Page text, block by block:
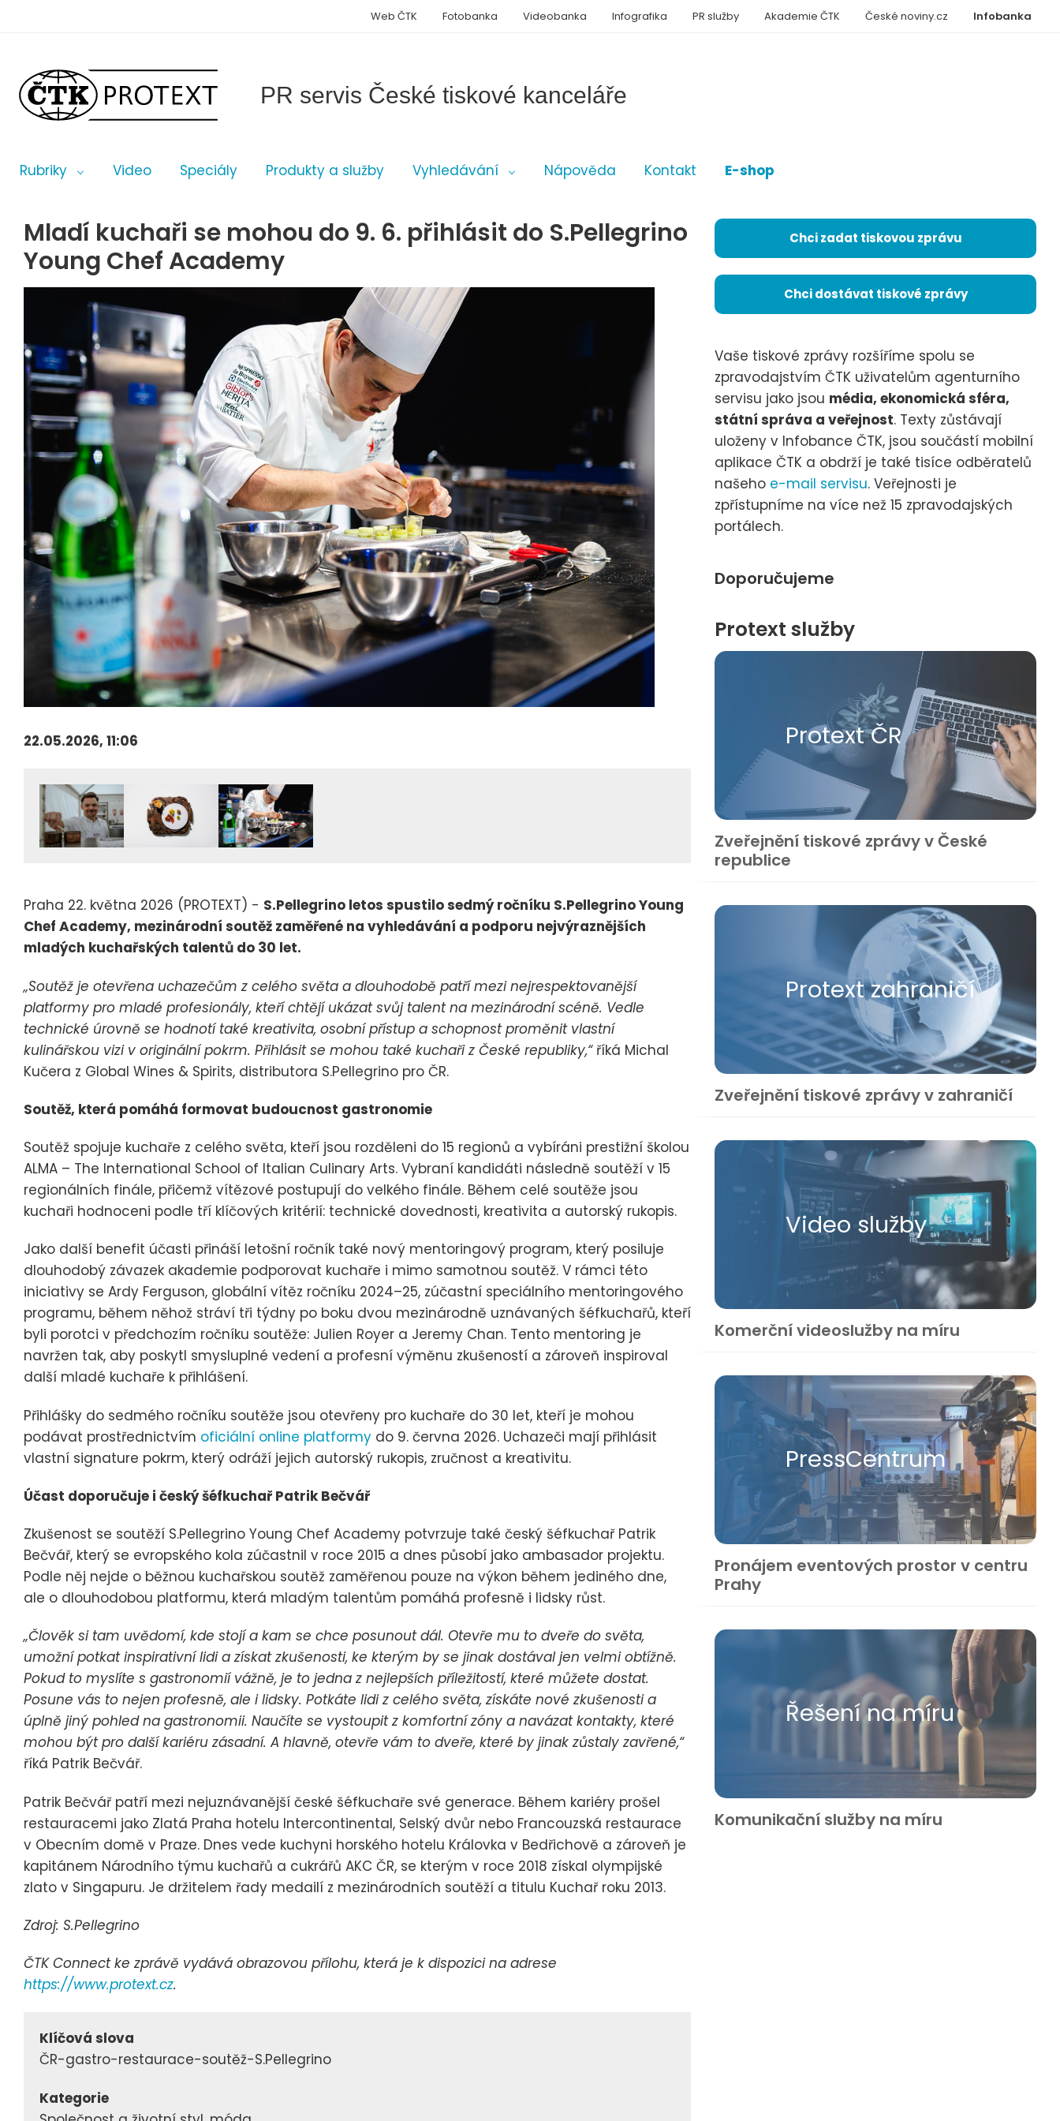
PR servis České tiskové kanceláře
Rubriky Video Speciály Produkty a služby Vyhledávání Nápověda Kontakt E-shop
Infobanka
Web ČTK Fotobanka Videobanka Infografika PR služby Akademie ČTK České noviny.cz
Mladí kuchaři se mohou do 9. 6. přihlásit do S.Pellegrino
Young Chef Academy
22.05.2026, 11:06
Praha 22. května 2026 (PROTEXT) - S.Pellegrino letos spustilo sedmý ročníku S.Pellegrino Young
Chef Academy, mezinárodní soutěž zaměřené na vyhledávání a podporu nejvýraznějších
mladých kuchařských talentů do 30 let.
„Soutěž je otevřena uchazečům z celého světa a dlouhodobě patří mezi nejrespektovanější
platformy pro mladé profesionály, kteří chtějí ukázat svůj talent na mezinárodní scéně. Vedle
technické úrovně se hodnotí také kreativita, osobní přístup a schopnost proměnit vlastní
kulinářskou vizi v originální pokrm. Přihlásit se mohou také kuchaři z České republiky,“říká Michal
Kučera z Global Wines & Spirits, distributora S.Pellegrino pro ČR.
Soutěž, která pomáhá formovat budoucnost gastronomie
Soutěž spojuje kuchaře z celého světa, kteří jsou rozděleni do 15 regionů a vybíráni prestižní školou
ALMA – The International School of Italian Culinary Arts. Vybraní kandidáti následně soutěží v 15
regionálních finále, přičemž vítězové postupují do velkého finále. Během celé soutěže jsou
kuchaři hodnoceni podle tří klíčových kritérií: technické dovednosti, kreativita a autorský rukopis.
Jako další benefit účasti přináší letošní ročník také nový mentoringový program, který posiluje
dlouhodobý závazek akademie podporovat kuchaře i mimo samotnou soutěž. V rámci této
iniciativy se Ardy Ferguson, globální vítěz ročníku 2024–25, zúčastní speciálního mentoringového
programu, během něhož stráví tři týdny po boku dvou mezinárodně uznávaných šéfkuchařů, kteří
byli porotci v předchozím ročníku soutěže: Julien Royer a Jeremy Chan. Tento mentoring je
navržen tak, aby poskytl smysluplné vedení a profesní výměnu zkušeností a zároveň inspiroval
další mladé kuchaře k přihlášení.
Přihlášky do sedmého ročníku soutěže jsou otevřeny pro kuchaře do 30 let, kteří je mohou
podávat prostřednictvím oficiální online platformy do 9. června 2026. Uchazeči mají přihlásit
vlastní signature pokrm, který odráží jejich autorský rukopis, zručnost a kreativitu.
Účast doporučuje i český šéfkuchař Patrik Bečvář
Zkušenost se soutěží S.Pellegrino Young Chef Academy potvrzuje také český šéfkuchař Patrik
Bečvář, který se evropského kola zúčastnil v roce 2015 a dnes působí jako ambasador projektu.
Podle něj nejde o běžnou kuchařskou soutěž zaměřenou pouze na výkon během jediného dne,
ale o dlouhodobou platformu, která mladým talentům pomáhá profesně i lidsky růst.
„Člověk si tam uvědomí, kde stojí a kam se chce posunout dál. Otevře mu to dveře do světa,
umožní potkat inspirativní lidi a získat zkušenosti, ke kterým by se jinak dostával jen velmi obtížně.
Pokud to myslíte s gastronomií vážně, je to jedna z nejlepších příležitostí, které můžete dostat.
Posune vás to nejen profesně, ale i lidsky. Potkáte lidi z celého světa, získáte nové zkušenosti a
úplně jiný pohled na gastronomii. Naučíte se vystoupit z komfortní zóny a navázat kontakty, které
mohou být pro další kariéru zásadní. A hlavně, otevře vám to dveře, které by jinak zůstaly zavřené,“
říká Patrik Bečvář.
Patrik Bečvář patří mezi nejuznávanější české šéfkuchaře své generace. Během kariéry prošel
restauracemi jako Zlatá Praha hotelu Intercontinental, Selský dvůr nebo Francouzská restaurace
v Obecním domě v Praze. Dnes vede kuchyni horského hotelu Královka v Bedřichově a zároveň je
kapitánem Národního týmu kuchařů a cukrářů AKC ČR, se kterým v roce 2018 získal olympijské
zlato v Singapuru. Je držitelem řady medailí z mezinárodních soutěží a titulu Kuchař roku 2013.
Zdroj: S.Pellegrino
ČTK Connect ke zprávě vydává obrazovou přílohu, která je k dispozici na adrese
https://www.protext.cz.
Klíčová slova
ČR-gastro-restaurace-soutěž-S.Pellegrino
Kategorie
Chci zadat tiskovou zprávu
Chci dostávat tiskové zprávy
Vaše tiskové zprávy rozšíříme spolu se
zpravodajstvím ČTK uživatelům agenturního
servisu jako jsou média, ekonomická sféra,
státní správa a veřejnost. Texty zůstávají
uloženy v Infobance ČTK, jsou součástí mobilní
aplikace ČTK a obdrží je také tisíce odběratelů
našeho e-mail servisu. Veřejnosti je
zpřístupníme na více než 15 zpravodajských
portálech.
Doporučujeme
Protext služby
Protext ČR
Zveřejnění tiskové zprávy v České
republice
Protext zahraničí
Zveřejnění tiskové zprávy v zahraničí
Video služby
Komerční videoslužby na míru
Press​Centrum
Pronájem eventových prostor v centru
Prahy
Řešení na míru
Komunikační služby na míru